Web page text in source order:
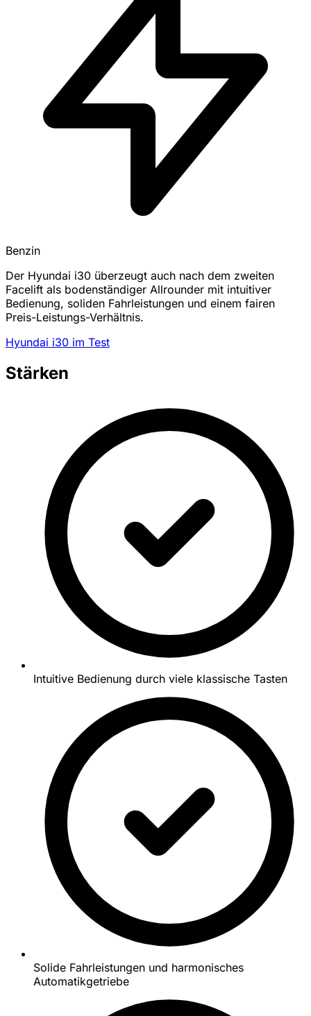
Benzin
Der Hyundai i30 überzeugt auch nach dem zweiten
Facelift als bodenständiger Allrounder mit intuitiver
Bedienung, soliden Fahrleistungen und einem fairen
Preis-Leistungs-Verhältnis.
Hyundai i30 im Test
Stärken
Intuitive Bedienung durch viele klassische Tasten
Solide Fahrleistungen und harmonisches
Automatikgetriebe